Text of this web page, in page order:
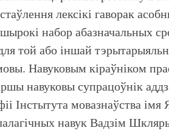
лексікі гаворак
набор абазначальных
той або іншай
Навуковым кіраўніком
навуковы супрацоўнік
Інстытута мовазнаўства
навук Вадзім